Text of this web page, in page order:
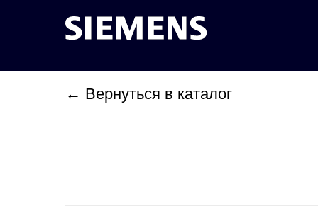
← Вернуться в каталог